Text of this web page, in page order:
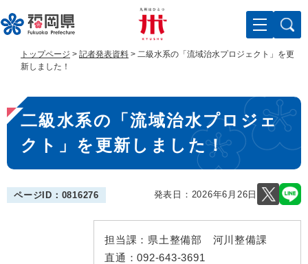
ー
ジ
す
。
ニ
ュ
し
て
へ
トップページ > 記者発表資料 > 二級水系の「流域治水プロジェクト」を更
新しました！
本
文
二級水系の「流域治水プロジェ
クト」を更新しました！
ページID：0816276 発表日： 2026年6月26日
担当課： 県土整備部 河川整備課
直通：092-643-3691